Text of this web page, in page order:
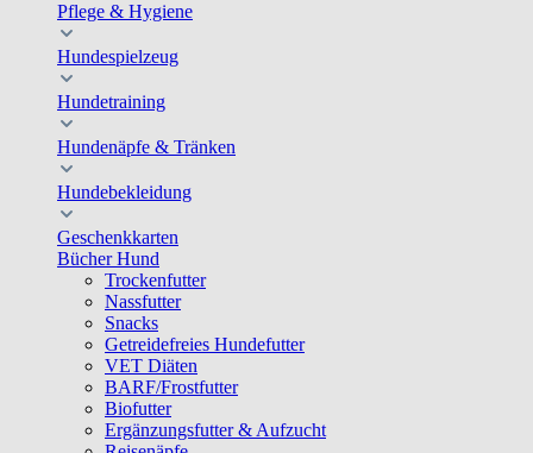
Pflege & Hygiene
Hundespielzeug
Hundetraining
Hundenäpfe & Tränken
Hundebekleidung
Geschenkkarten
Bücher Hund
Trockenfutter
Nassfutter
Snacks
Getreidefreies Hundefutter
VET Diäten
BARF/Frostfutter
Biofutter
Ergänzungsfutter & Aufzucht